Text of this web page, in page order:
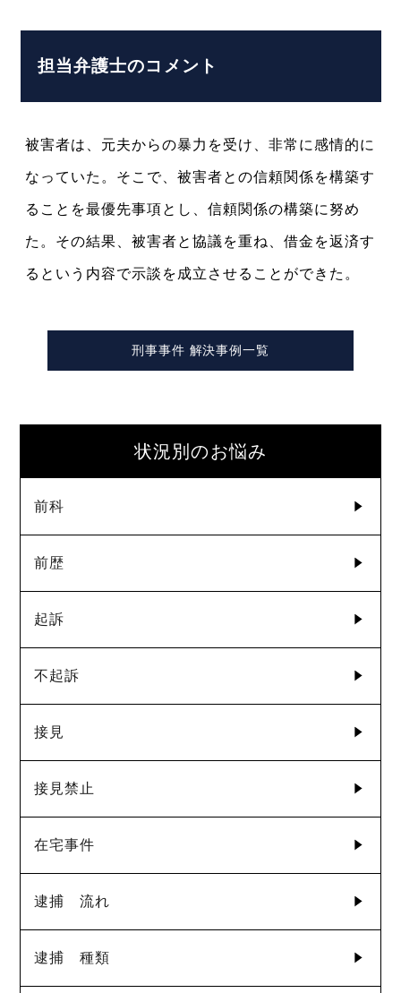
担当弁護士のコメント
被害者は、元夫からの暴力を受け、非常に感情的に
なっていた。そこで、被害者との信頼関係を構築す
ることを最優先事項とし、信頼関係の構築に努め
た。その結果、被害者と協議を重ね、借金を返済す
るという内容で示談を成立させることができた。
刑事事件 解決事例一覧
状況別のお悩み
前科
前歴
起訴
不起訴
接見
接見禁止
在宅事件
逮捕 流れ
逮捕 種類